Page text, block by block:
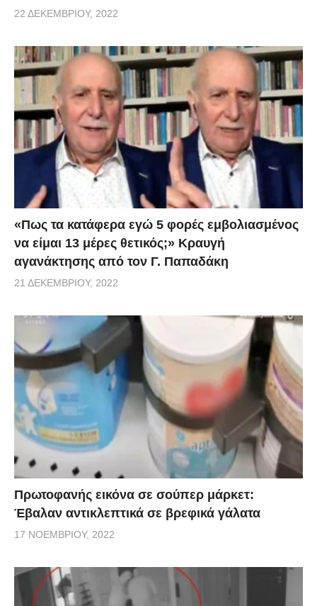
22 ΔΕΚΕΜΒΡΊΟΥ, 2022
«Πως τα κατάφερα εγώ 5 φορές εμβoλιασμένος
να είμαι 13 μέρες θετικός;» Κραυγή
αγανάκτησης από τον Γ. Παπαδάκη
21 ΔΕΚΕΜΒΡΊΟΥ, 2022
Πρωτοφανής εικόνα σε σούπερ μάρκετ:
Έβαλαν αντικλεπτικά σε βρεφικά γάλατα
17 ΝΟΕΜΒΡΊΟΥ, 2022